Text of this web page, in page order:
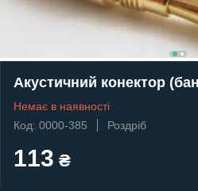
Акустичний конектор
Немає в наявності
Код: 0000-385
Роздріб
113 ₴